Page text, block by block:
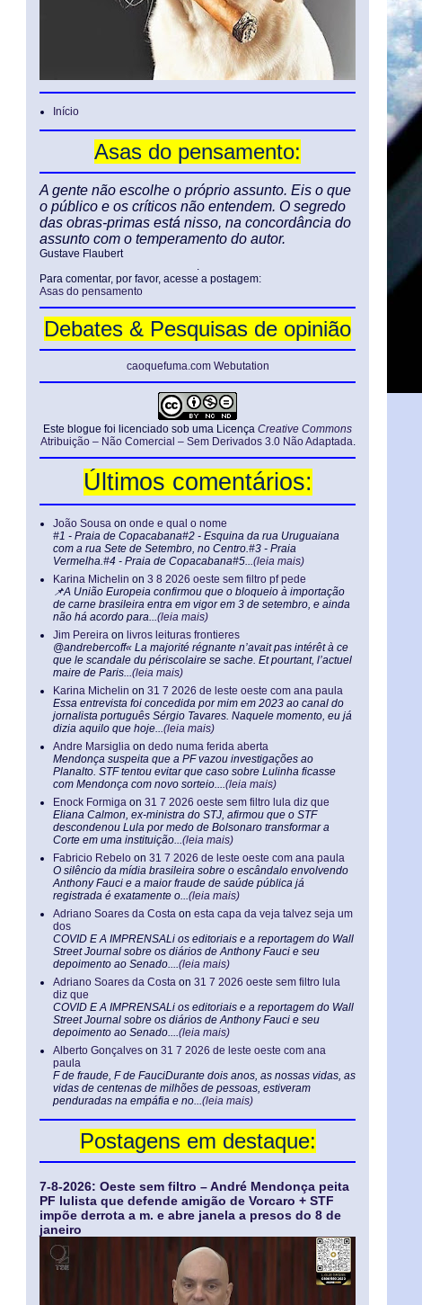
Início
Asas do pensamento:
A gente não escolhe o próprio assunto. Eis o que
o público e os críticos não entendem. O segredo
das obras-primas está nisso, na concordância do
assunto com o temperamento do autor.
Gustave Flaubert
.
Para comentar, por favor, acesse a postagem:
Asas do pensamento
Debates & Pesquisas de opinião
caoquefuma.com Webutation
Este blogue foi licenciado sob uma Licença Creative Commons
Atribuição – Não Comercial – Sem Derivados 3.0 Não Adaptada.
Últimos comentários:
João Sousa on onde e qual o nome
#1 - Praia de Copacabana#2 - Esquina da rua Uruguaiana
com a rua Sete de Setembro, no Centro.#3 - Praia
Vermelha.#4 - Praia de Copacabana#5...(leia mais)
Karina Michelin on 3 8 2026 oeste sem filtro pf pede
📌A União Europeia confirmou que o bloqueio à importação
de carne brasileira entra em vigor em 3 de setembro, e ainda
não há acordo para...(leia mais)
Jim Pereira on livros leituras frontieres
@andrebercoff« La majorité régnante n’avait pas intérêt à ce
que le scandale du périscolaire se sache. Et pourtant, l’actuel
maire de Paris...(leia mais)
Karina Michelin on 31 7 2026 de leste oeste com ana paula
Essa entrevista foi concedida por mim em 2023 ao canal do
jornalista português Sérgio Tavares. Naquele momento, eu já
dizia aquilo que hoje...(leia mais)
Andre Marsiglia on dedo numa ferida aberta
Mendonça suspeita que a PF vazou investigações ao
Planalto. STF tentou evitar que caso sobre Lulinha ficasse
com Mendonça com novo sorteio....(leia mais)
Enock Formiga on 31 7 2026 oeste sem filtro lula diz que
Eliana Calmon, ex-ministra do STJ, afirmou que o STF
descondenou Lula por medo de Bolsonaro transformar a
Corte em uma instituição...(leia mais)
Fabricio Rebelo on 31 7 2026 de leste oeste com ana paula
O silêncio da mídia brasileira sobre o escândalo envolvendo
Anthony Fauci e a maior fraude de saúde pública já
registrada é exatamente o...(leia mais)
Adriano Soares da Costa on esta capa da veja talvez seja um
dos
COVID E A IMPRENSALi os editoriais e a reportagem do Wall
Street Journal sobre os diários de Anthony Fauci e seu
depoimento ao Senado....(leia mais)
Adriano Soares da Costa on 31 7 2026 oeste sem filtro lula
diz que
COVID E A IMPRENSALi os editoriais e a reportagem do Wall
Street Journal sobre os diários de Anthony Fauci e seu
depoimento ao Senado....(leia mais)
Alberto Gonçalves on 31 7 2026 de leste oeste com ana
paula
F de fraude, F de FauciDurante dois anos, as nossas vidas, as
vidas de centenas de milhões de pessoas, estiveram
penduradas na empáfia e no...(leia mais)
Postagens em destaque:
7-8-2026: Oeste sem filtro – André Mendonça peita
PF lulista que defende amigão de Vorcaro + STF
impõe derrota a m. e abre janela a presos do 8 de
janeiro